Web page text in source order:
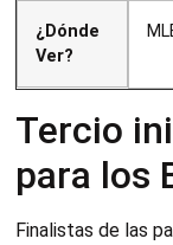
¿Dónde
Ver?
Tercio
para los
Finalistas de las